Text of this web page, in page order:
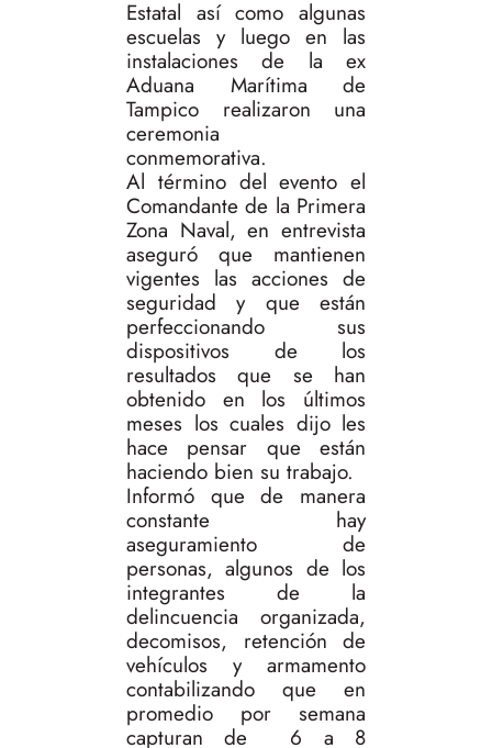
Estatal así como algunas
escuelas y luego en las
instalaciones de la ex
Aduana Marítima de
Tampico realizaron una
ceremonia
conmemorativa.
Al término del evento el
Comandante de la Primera
Zona Naval, en entrevista
aseguró que mantienen
vigentes las acciones de
seguridad y que están
perfeccionando sus
dispositivos de los
resultados que se han
obtenido en los últimos
meses los cuales dijo les
hace pensar que están
haciendo bien su trabajo.
Informó que de manera
constante hay
aseguramiento de
personas, algunos de los
integrantes de la
delincuencia organizada,
decomisos, retención de
vehículos y armamento
contabilizando que en
promedio por semana
capturan de 6 a 8